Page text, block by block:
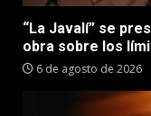
“La Javalí” se
obra sobre los
6 de agosto de 2026